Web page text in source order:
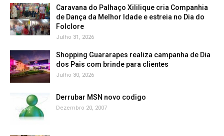
Caravana do Palhaço Xililique cria Companhia
de Dança da Melhor Idade e estreia no Dia do
Folclore
Julho 31, 2026
Shopping Guararapes realiza campanha de Dia
dos Pais com brinde para clientes
Julho 30, 2026
Derrubar MSN novo codigo
Dezembro 20, 2007